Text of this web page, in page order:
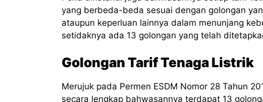
yang berbeda-beda sesuai dengan golongan
ataupun keperluan lainnya dalam menunjang
setidaknya ada 13 golongan yang telah
Golongan Tarif Tenaga Listrik
Merujuk pada Permen ESDM Nomor 28 Tahun
secara lengkap bahwasannya terdapat 13